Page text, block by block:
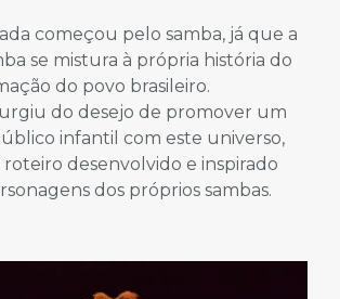
começou pelo samba, já que a
se mistura à própria história do
do povo brasileiro.
do desejo de promover um
infantil com este universo,
desenvolvido e inspirado
dos próprios sambas.